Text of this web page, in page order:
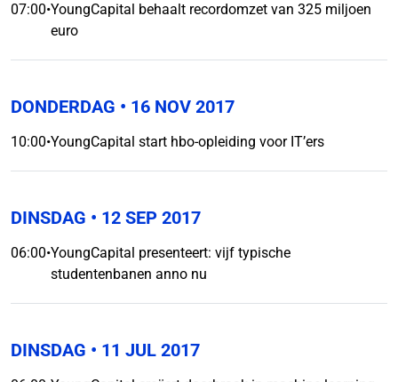
07:00•YoungCapital behaalt recordomzet van 325 miljoen
euro
DONDERDAG • 16 NOV 2017
10:00•YoungCapital start hbo-opleiding voor IT’ers
DINSDAG • 12 SEP 2017
06:00•YoungCapital presenteert: vijf typische
studentenbanen anno nu
DINSDAG • 11 JUL 2017